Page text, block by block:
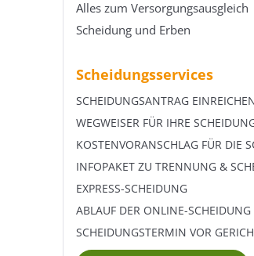
Übersicht Was ist der
Was kann ich beim
Kann Zugewinn nicht zahlen
Zugewinnausgleich
Zugewinn ausschließen oder
Gütertrennung in der Ehe und
Alles zum Versorgungsausgleich
Übersicht Alles zum
Betriebliche Altersvorsorge im
Scheidung und Erben
Erbrecht zwischen
Scheidungsservices
SCHEIDUNGSANTRAG
WEGWEISER FÜR IHRE
KOSTENVORANSCHLAG FÜR DIE
INFOPAKET ZU TRENNUNG &
EXPRESS-SCHEIDUNG
ABLAUF DER ONLINE-SCHEIDUNG
SCHEIDUNGSTERMIN VOR